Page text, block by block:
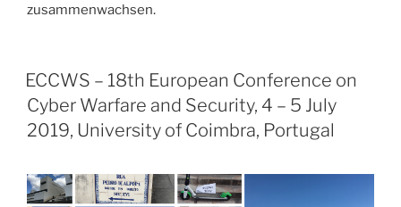
zusammenwachsen.
ECCWS – 18th European Conference on
Cyber Warfare and Security, 4 – 5 July
2019, University of Coimbra, Portugal